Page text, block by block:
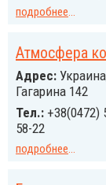
подробнее...
Атмосфера
Адрес:
Гагарина 142
Тел.: +38(0472)
58-22
подробнее...